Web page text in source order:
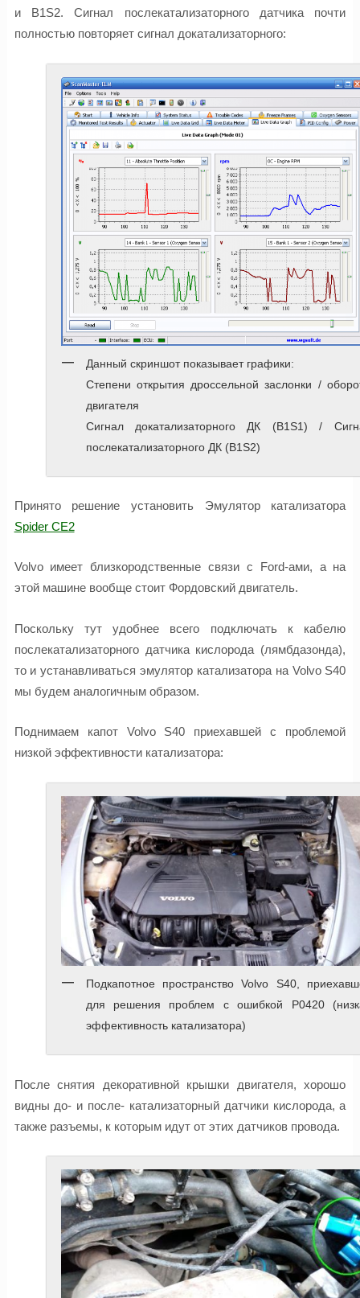
и B1S2. Сигнал послекатализаторного датчика почти
полностью повторяет сигнал докатализаторного:
Данный скриншот показывает графики:
Степени открытия дроссельной заслонки /
двигателя
Сигнал докатализаторного ДК (B1S1) /
послекатализаторного ДК (B1S2)
Принято решение установить Эмулятор катализатора
Spider CE2
Volvo имеет близкородственные связи с Ford-ами, а на
этой машине вообще стоит Фордовский двигатель.
Поскольку тут удобнее всего подключать к кабелю
послекатализаторного датчика кислорода (лямбдазонда),
то и устанавливаться эмулятор катализатора на Volvo S40
мы будем аналогичным образом.
Поднимаем капот Volvo S40 приехавшей с проблемой
низкой эффективности катализатора:
Подкапотное пространство Volvo S40,
для решения проблем с ошибкой P0420
эффективность катализатора)
После снятия декоративной крышки двигателя, хорошо
видны до- и после- катализаторный датчики кислорода, а
также разъемы, к которым идут от этих датчиков провода.